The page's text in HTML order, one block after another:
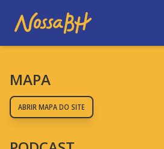
MAPA
ABRIR MAPA DO SITE